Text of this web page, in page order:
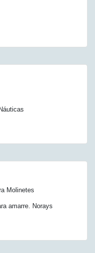
Molinetes
amarre. Norays